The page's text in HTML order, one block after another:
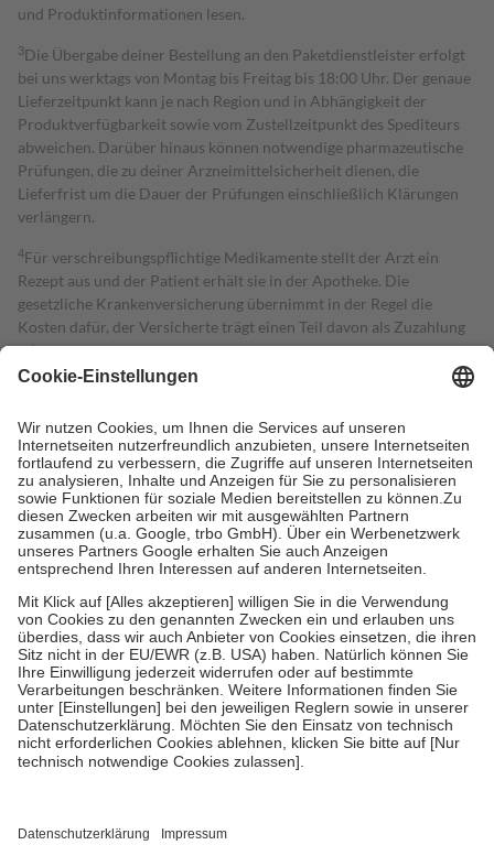
und Produktinformationen lesen.
3Die Übergabe deiner Bestellung an den Paketdienstleister erfolgt
bei uns werktags von Montag bis Freitag bis 18:00 Uhr. Der genaue
Lieferzeitpunkt kann je nach Region und in Abhängigkeit der
Produktverfügbarkeit sowie vom Zustellzeitpunkt des Spediteurs
abweichen. Darüber hinaus können notwendige pharmazeutische
Prüfungen, die zu deiner Arzneimittelsicherheit dienen, die
Lieferfrist um die Dauer der Prüfungen einschließlich Klärungen
verlängern.
4Für verschreibungspflichtige Medikamente stellt der Arzt ein
Rezept aus und der Patient erhält sie in der Apotheke. Die
gesetzliche Krankenversicherung übernimmt in der Regel die
Kosten dafür, der Versicherte trägt einen Teil davon als Zuzahlung
mit.
Grundsätzlich leisten Mitglieder Zuzahlungen in Höhe von zehn
höchstens zehn Euro.
Es sind jedoch nie mehr als die tatsächlichen
Kosten der Leistung zu entrichten.
Diese Regeln gelten grundsätzlich auch für Online-Apotheken.
Bei Heilmitteln und häuslicher Krankenpflege beträgt die
Zuzahlung zehn Prozent der Kosten sowie zehn Euro je
Verordnung.
Um das Engagement der Versicherten für ihre eigene Gesundheit zu
stärken und die besondere Stellung der Familie zu unterstützen,
fallenkeine Zuzahlungenan bei:
• Kindern und Jugendlichen bis zum vollendeten 18. Lebensjahr
mit Ausnahme der Fahrkosten
• Untersuchungen zur Vorsorge und Früherkennung, die von der
GKV getragen werden
• empfohlenen Schutzimpfungen
• Harn- und Blutteststreifen
getroffen, um sicherzustellen, dass es sich um echte Bewertungen